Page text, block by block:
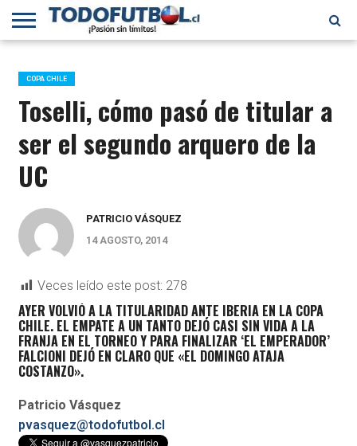
PRIMERA
B
SELECCIÓN
CHILENA
CHILENOS
EN EL
MUNDO
FÚTBOL
INTERNACIONAL
COPA CHILE
Toselli, cómo pasó de titular a
ser el segundo arquero de la
UC
PATRICIO VÁSQUEZ
14 AGOSTO, 2014
Veces leído este post: 278
AYER VOLVIÓ A LA TITULARIDAD ANTE IBERIA EN LA COPA
CHILE. EL EMPATE A UN TANTO DEJÓ CASI SIN VIDA A LA
FRANJA EN EL TORNEO Y PARA FINALIZAR ‘EL EMPERADOR’
FALCIONI DEJÓ EN CLARO QUE «EL DOMINGO ATAJA
COSTANZO».
Patricio Vásquez
pvasquez@todofutbol.cl